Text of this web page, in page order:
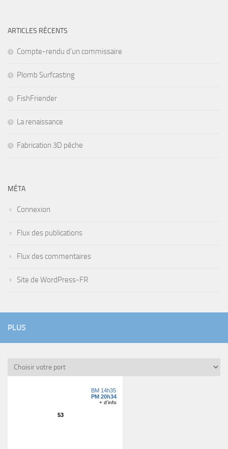
ARTICLES RÉCENTS
Compte-rendu d’un commissaire
Plomb Surfcasting
FishFriender
La renaissance
Fabrication 3D pêche
MÉTA
Connexion
Flux des publications
Flux des commentaires
Site de WordPress-FR
PLUS